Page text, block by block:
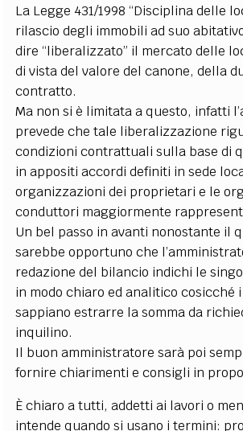
La Legge 431/1998 “Disciplina delle
rilascio degli immobili ad suo
dire “liberalizzato” il mercato delle
di vista del valore del canone, della
contratto.
Ma non si è limitata a questo, infatti
prevede che tale liberalizzazione
condizioni contrattuali sulla base di
in appositi accordi definiti in sede
organizzazioni dei proprietari e le
conduttori maggiormente
Un bel passo in avanti nonostante il
sarebbe opportuno che
redazione del bilancio indichi le
in modo chiaro ed analitico cosicché
sappiano estrarre la somma da
inquilino.
Il buon amministratore sarà poi
fornire chiarimenti e consigli in
È chiaro a tutti, addetti ai lavori o
intende quando si usano i termini: